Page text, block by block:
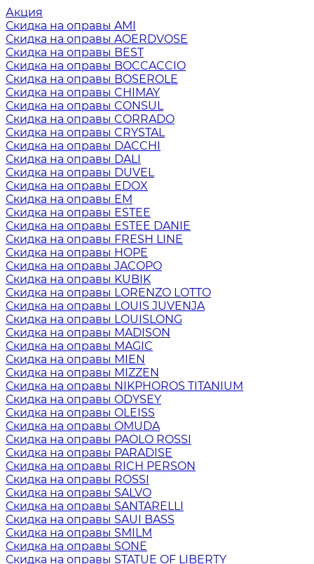
Акция
Скидка на оправы AMI
Скидка на оправы AOERDVOSE
Скидка на оправы BEST
Скидка на оправы BOCCACCIO
Скидка на оправы BOSEROLE
Скидка на оправы CHIMAY
Скидка на оправы CONSUL
Скидка на оправы CORRADO
Скидка на оправы CRYSTAL
Скидка на оправы DACCHI
Скидка на оправы DALI
Скидка на оправы DUVEL
Скидка на оправы EDOX
Скидка на оправы EM
Скидка на оправы ESTEE
Скидка на оправы ESTEE DANIE
Скидка на оправы FRESH LINE
Скидка на оправы HOPE
Скидка на оправы JACOPO
Скидка на оправы KUBIK
Скидка на оправы LORENZO LOTTO
Скидка на оправы LOUIS JUVENJA
Скидка на оправы LOUISLONG
Скидка на оправы MADISON
Скидка на оправы MAGIC
Скидка на оправы MIEN
Скидка на оправы MIZZEN
Скидка на оправы NIKPHOROS TITANIUM
Скидка на оправы ODYSEY
Скидка на оправы OLEISS
Скидка на оправы OMUDA
Скидка на оправы PAOLO ROSSI
Скидка на оправы PARADISE
Скидка на оправы RICH PERSON
Скидка на оправы ROSSI
Скидка на оправы SALVO
Скидка на оправы SANTARELLI
Скидка на оправы SAUI BASS
Скидка на оправы SMILM
Скидка на оправы SONE
Скидка на оправы STATUE OF LIBERTY